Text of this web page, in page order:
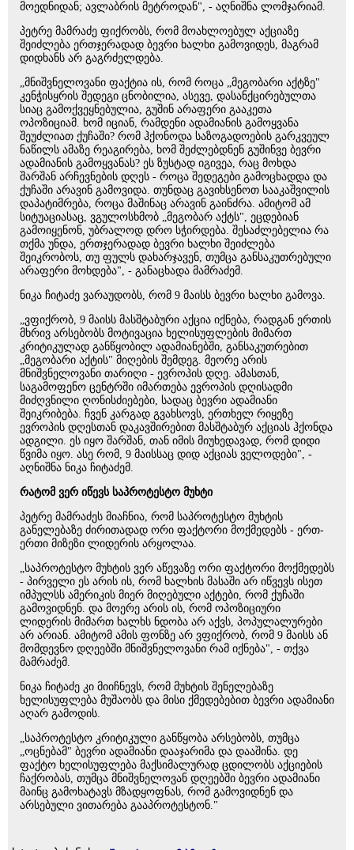
მოედნიდან; ავლაბრის მეტროდან", - აღნიშნა ლომჯარიამ.
პეტრე მამრაძე ფიქრობს, რომ მოახლოებულ აქციაზე
შეიძლება ერთჯერადად ბევრი ხალხი გამოვიდეს, მაგრამ
დიდხანს არ გაგრძელდება.
„მნიშვნელოვანი ფაქტია ის, რომ როცა „მეგობარი აქტზე"
კენჭისყრის შედეგი ცნობილია, ასევე, დასანქცირებულთა
სიაც გამოქვეყნებულია, გუშინ არაფერი გააკეთა
ოპოზიციამ. ხომ იციან, რამდენი ადამიანის გამოყვანა
შეუძლიათ ქუჩაში? რომ ჰქონოდა საზოგადოების გარკვეულ
ნაწილს ამაზე რეაგირება, ხომ შეძლებდნენ გუშინვე ბევრი
ადამიანის გამოყვანას? ეს ზუსტად იგივეა, რაც მოხდა
შარშან არჩევნების დღეს - როცა შედეგები გამოცხადდა და
ქუჩაში არავინ გამოვიდა. თუნდაც გავიხსენოთ სააკაშვილის
დაპატიმრება, როცა მაშინაც არავინ გაინძრა. ამიტომ ამ
სიტუაციასაც, ვგულოსხმობ „მეგობარ აქტს", ეცდებიან
გამოიყენონ, უბრალოდ დრო სჭირდება. შესაძლებელია რა
თქმა უნდა, ერთჯერადად ბევრი ხალხი შეიძლება
შეიკრობოს, თუ ფულს დახარჯავენ, თუმცა განსაკუთრებული
არაფერი მოხდება", - განაცხადა მამრაძემ.
ნიკა ჩიტაძე ვარაუდობს, რომ 9 მაისს ბევრი ხალხი გამოვა.
„ვფიქრობ, 9 მაისს მასშტაბური აქცია იქნება, რადგან ერთის
მხრივ არსებობს მოტივაცია ხელისუფლების მიმართ
კრიტიკულად განწყობილ ადამიანებში, განსაკუთრებით
„მეგობარი აქტის" მიღების შემდეგ. მეორე არის
მნიშვნელოვანი თარიღი - ევროპის დღე. ამასთან,
საგამოფენო ცენტრში იმართება ევროპის დღისადმი
მიძღვნილი ღონისძიებები, სადაც ბევრი ადამიანი
შეიკრიბება. ჩვენ კარგად გვახსოვს, ერთხელ რიყეზე
ევროპის დღესთან დაკავშირებით მასშტაბურ აქციას ჰქონდა
ადგილი. ეს იყო შარშან, თან იმის მიუხედავად, რომ დიდი
წვიმა იყო. ასე რომ, 9 მაისსაც დიდ აქციას ველოდები", -
აღნიშნა ნიკა ჩიტაძემ.
რატომ ვერ იწევს საპროტესტო მუხტი
პეტრე მამრაძეს მიაჩნია, რომ საპროტესტო მუხტის
განელებაზე ძირითადად ორი ფაქტორი მოქმედებს - ერთ-
ერთი მიზეზი ლიდერის არყოლაა.
„საპროტესტო მუხტის ვერ აწევაზე ორი ფაქტორი მოქმედებს
- პირველი ეს არის ის, რომ ხალხის მასაში არ იწვევს ისეთ
იმპულსს ამერიკის მიერ მიღებული აქტები, რომ ქუჩაში
გამოვიდნენ. და მოერე არის ის, რომ ოპოზიციური
ლიდერის მიმართ ხალხს ნდობა არ აქვს, პოპულალურები
არ არიან. ამიტომ ამის ფონზე არ ვფიქრობ, რომ 9 მაისს ან
მომდევნო დღეებში მნიშვნელოვანი რამ იქნება", - თქვა
მამრაძემ.
ნიკა ჩიტაძე კი მიიჩნევს, რომ მუხტის შენელებაზე
ხელისუფლება მუშაობს და მისი ქმედებებით ბევრი ადამიანი
აღარ გამოდის.
„საპროტესტო კრიტიკული განწყობა არსებობს, თუმცა
„ოცნებამ" ბევრი ადამიანი დააჯარიმა და დააშინა. დე
ფაქტო ხელისუფლება მაქსიმალურად ცდილობს აქციების
ჩაქრობას, თუმცა მნიშვნელოვან დღეებში ბევრი ადამიანი
მაინც გამოხატავს მზადყოფნას, რომ გამოვიდნენ და
არსებული ვითარება გააპროტესტონ."